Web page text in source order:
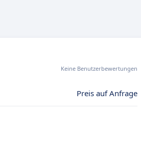
Keine Benutzerbewertungen
Preis auf Anfrage